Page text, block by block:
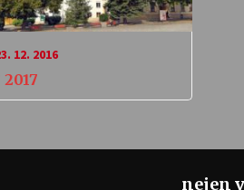
12. 2016
2017
nejen